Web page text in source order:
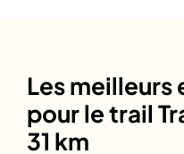
Les
pour le trail
31 km